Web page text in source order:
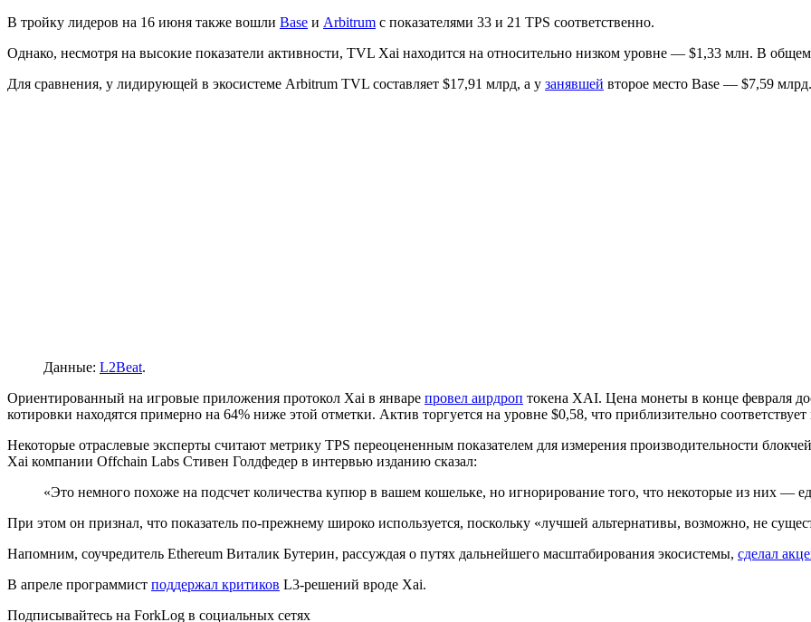
В тройку лидеров на 16 июня также вошли Base и Arbitrum с показателями 33 и 21 TPS соответственно.
Однако, несмотря на высокие показатели активности, TVL Xai находится на относительно низком уровне — $1,33 млн. В общем
Для сравнения, у лидирующей в экосистеме Arbitrum TVL составляет $17,91 млрд, а у занявшей второе место Base — $7,59 млрд.
Данные: L2Beat.
Ориентированный на игровые приложения протокол Xai в январе провел аирдроп токена XAI. Цена монеты в конце февраля
котировки находятся примерно на 64% ниже этой отметки. Актив торгуется на уровне $0,58, что приблизительно
Некоторые отраслевые эксперты считают метрику TPS переоцененным показателем для измерения производительности
Xai компании Offchain Labs Стивен Голдфедер в интервью изданию сказал:
«Это немного похоже на подсчет количества купюр в вашем кошельке, но игнорирование того, что некоторые из них —
При этом он признал, что показатель по-прежнему широко используется, поскольку «лучшей альтернативы, возможно, не
Напомним, соучредитель Ethereum Виталик Бутерин, рассуждая о путях дальнейшего масштабирования экосистемы, сделал
В апреле программист поддержал критиков L3-решений вроде Xai.
Подписывайтесь на ForkLog в социальных сетях